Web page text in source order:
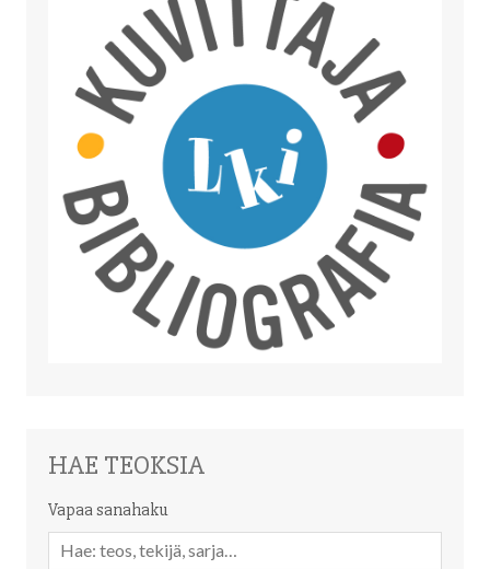
HAE TEOKSIA
Vapaa sanahaku
sanahaku